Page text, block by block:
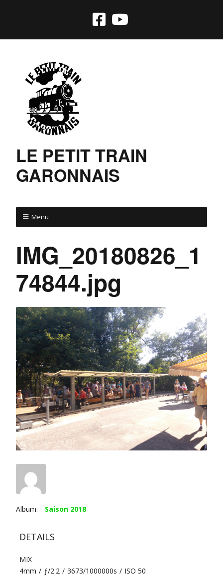
LE PETIT TRAIN
GARONNAIS
Menu
IMG_20180826_1
74844.jpg
Album: Saison 2018
DETAILS
MIX
4mm / ƒ/2.2 / 3673/1000000s / ISO 50